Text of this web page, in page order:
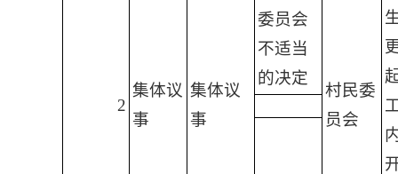
2
集体议
事
集体议
事
村民委
员会
委员会
不适当
的决定